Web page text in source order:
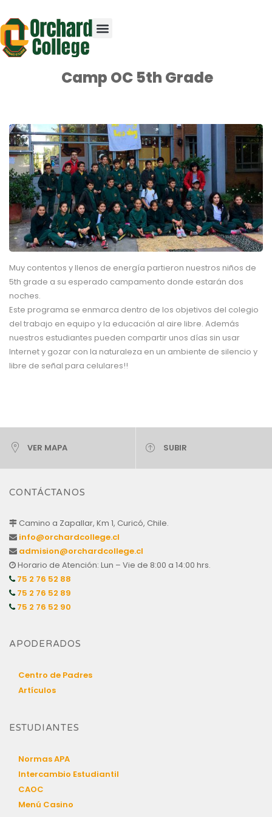
Camp OC 5th Grade
Muy contentos y llenos de energía partieron nuestros niños de
5th grade a su esperado campamento donde estarán dos
noches.
Este programa se enmarca dentro de los objetivos del colegio
del trabajo en equipo y la educación al aire libre. Además
nuestros estudiantes pueden compartir unos días sin usar
Internet y gozar con la naturaleza en un ambiente de silencio y
libre de señal para celulares!!
VER MAPA SUBIR
CONTÁCTANOS
Camino a Zapallar, Km 1, Curicó, Chile.
info@orchardcollege.cl
admision@orchardcollege.cl
Horario de Atención: Lun – Vie de 8:00 a 14:00 hrs.
75 2 76 52 88
75 2 76 52 89
75 2 76 52 90
APODERADOS
Centro de Padres
Artículos
ESTUDIANTES
Normas APA
Intercambio Estudiantil
CAOC
Menú Casino